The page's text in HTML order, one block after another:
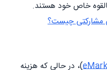
خاص خود هستند.
مشارکتی چیست؟
)، در حالی که هزینه